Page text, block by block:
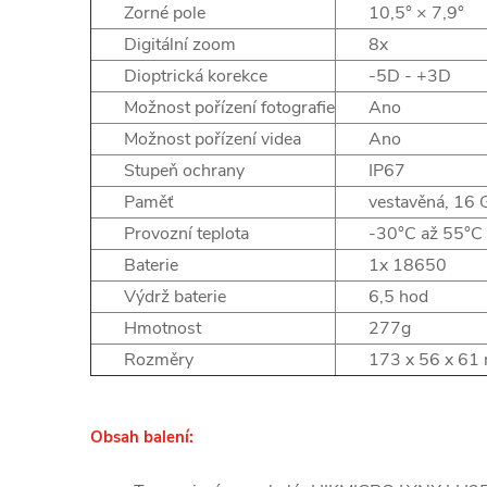
Zorné pole
10,5° × 7,9°
Digitální zoom
8x
Dioptrická korekce
-5D - +3D
Možnost pořízení fotografie
Ano
Možnost pořízení videa
Ano
Stupeň ochrany
IP67
Paměť
vestavěná, 16
Provozní teplota
-30°C až 55°C
Baterie
1x 18650
Výdrž baterie
6,5 hod
Hmotnost
277g
Rozměry
173 x 56 x 61
Obsah balení: